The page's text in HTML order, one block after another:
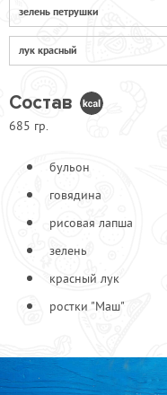
зелень петрушки
лук красный
Состав
685 гр.
бульон
говядина
рисовая лапша
зелень
красный лук
ростки "Маш"